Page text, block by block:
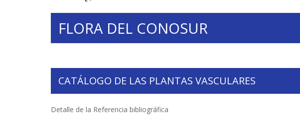
FLORA DEL CONOSUR
CATÁLOGO DE LAS PLANTAS VASCULARES
Detalle de la Referencia bibliográfica